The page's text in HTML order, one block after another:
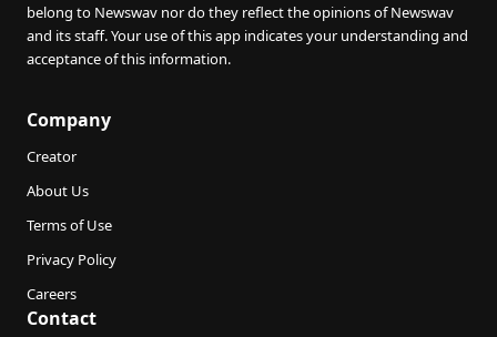
belong to Newswav nor do they reflect the opinions of Newswav
and its staff. Your use of this app indicates your understanding and
acceptance of this information.
Company
Creator
About Us
Terms of Use
Privacy Policy
Careers
Contact